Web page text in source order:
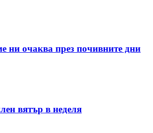
ни очаква през почивните дни
вятър в неделя